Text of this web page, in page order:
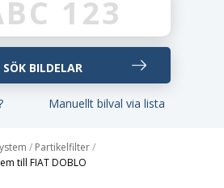
Manuellt bilval via lista
/ Partikelfilter/
till FIAT DOBLO